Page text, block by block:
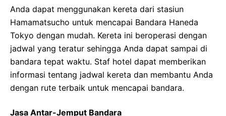
Anda dapat menggunakan kereta dari stasiun
Hamamatsucho untuk mencapai Bandara Haneda
Tokyo dengan mudah. Kereta ini beroperasi dengan
jadwal yang teratur sehingga Anda dapat sampai di
bandara tepat waktu. Staf hotel dapat memberikan
informasi tentang jadwal kereta dan membantu Anda
dengan rute terbaik untuk mencapai bandara.
Jasa Antar-Jemput Bandara